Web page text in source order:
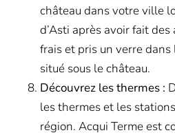
château dans votre ville
d’Asti après avoir fait
frais et pris un verre
situé sous le château.
Découvrez les thermes :
les thermes et les
région. Acqui Terme est